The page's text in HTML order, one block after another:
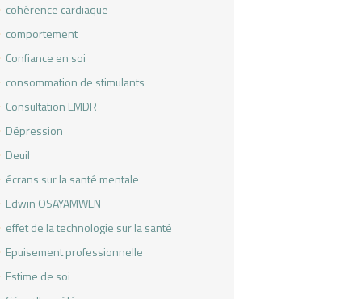
cohérence cardiaque
comportement
Confiance en soi
consommation de stimulants
Consultation EMDR
Dépression
Deuil
écrans sur la santé mentale
Edwin OSAYAMWEN
effet de la technologie sur la santé
Epuisement professionnelle
Estime de soi